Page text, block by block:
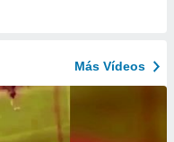
Más Vídeos